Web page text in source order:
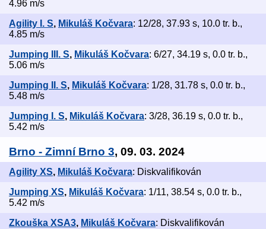
4.96 m/s
Agility I. S, Mikuláš Kočvara: 12/28, 37.93 s, 10.0 tr. b.,
4.85 m/s
Jumping III. S, Mikuláš Kočvara: 6/27, 34.19 s, 0.0 tr. b.,
5.06 m/s
Jumping II. S, Mikuláš Kočvara: 1/28, 31.78 s, 0.0 tr. b.,
5.48 m/s
Jumping I. S, Mikuláš Kočvara: 3/28, 36.19 s, 0.0 tr. b.,
5.42 m/s
Brno - Zimní Brno 3, 09. 03. 2024
Agility XS, Mikuláš Kočvara: Diskvalifikován
Jumping XS, Mikuláš Kočvara: 1/11, 38.54 s, 0.0 tr. b.,
5.42 m/s
Zkouška XSA3, Mikuláš Kočvara: Diskvalifikován